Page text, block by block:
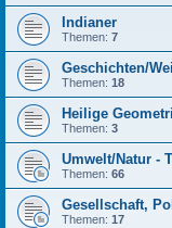
Indianer
Themen: 7
Geschichten/
Themen: 18
Heilige
Themen: 3
Umwelt/Natur -
Themen: 66
Gesellschaft,
Themen: 17